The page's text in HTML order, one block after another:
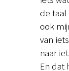
de taal
ook
van
naar
En dat